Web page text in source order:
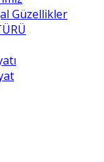
Güzellikler